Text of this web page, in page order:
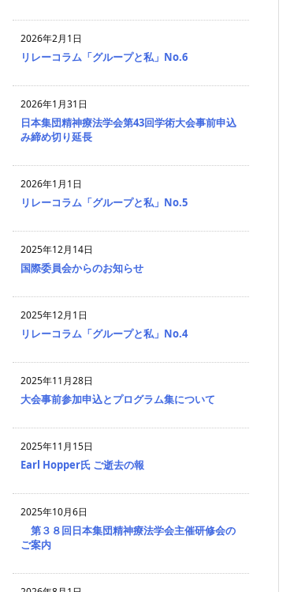
2026年2月1日
リレーコラム「グループと私」No.6
2026年1月31日
日本集団精神療法学会第43回学術大会事前申込
み締め切り延長
2026年1月1日
リレーコラム「グループと私」No.5
2025年12月14日
国際委員会からのお知らせ
2025年12月1日
リレーコラム「グループと私」No.4
2025年11月28日
大会事前参加申込とプログラム集について
2025年11月15日
Earl Hopper氏 ご逝去の報
2025年10月6日
第３８回日本集団精神療法学会主催研修会の
ご案内